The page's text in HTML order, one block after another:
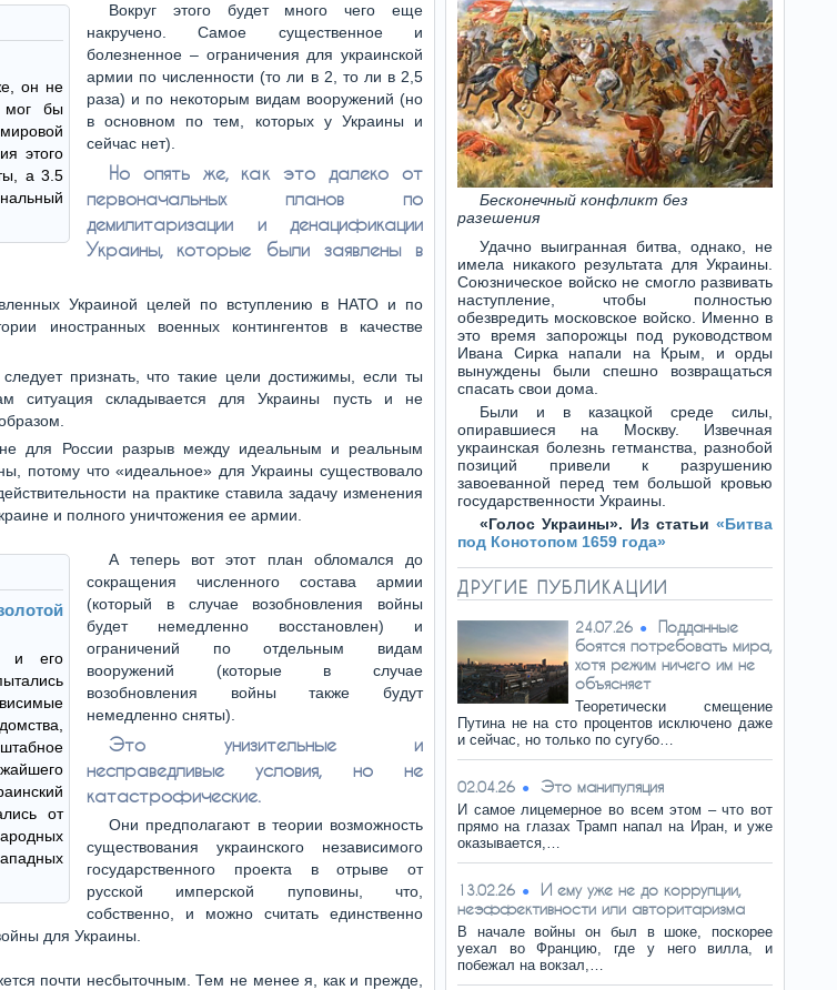
он не
мог бы
этого
а 3.5
Вокруг этого будет много чего еще
накручено. Самое существенное и
болезненное – ограничения для украинской
армии по численности (то ли в 2, то ли в 2,5
раза) и по некоторым видам вооружений (но
в основном по тем, которых у Украины и
сейчас нет).
Но опять же, как это далеко от
первоначальных планов по
демилитаризации и денацификации
Украины, которые были заявлены в
Украиной целей по вступлению в НАТО и по
иностранных военных контингентов в качестве
признать, что такие цели достижимы, если ты
ситуация складывается для Украины пусть и не
для России разрыв между идеальным и реальным
потому что «идеальное» для Украины существовало
на практике ставила задачу изменения
и полного уничтожения ее армии.
и его
от
А теперь вот этот план обломался до
сокращения численного состава армии
(который в случае возобновления войны
будет немедленно восстановлен) и
ограничений по отдельным видам
вооружений (которые в случае
возобновления войны также будут
немедленно сняты).
Это унизительные и
несправедливые условия, но не
катастрофические.
Они предполагают в теории возможность
существования украинского независимого
государственного проекта в отрыве от
русской имперской пуповины, что,
собственно, и можно считать единственно
для Украины.
почти несбыточным. Тем не менее я, как и прежде,
Бесконечный конфликт без
разешения
Удачно выигранная битва, однако, не
имела никакого результата для Украины.
Союзническое войско не смогло развивать
наступление, чтобы полностью
обезвредить московское войско. Именно в
это время запорожцы под руководством
Ивана Сирка напали на Крым, и орды
вынуждены были спешно возвращаться
спасать свои дома.
Были и в казацкой среде силы,
опиравшиеся на Москву. Извечная
украинская болезнь гетманства, разнобой
позиций привели к разрушению
завоеванной перед тем большой кровью
государственности Украины.
«Голос Украины». Из статьи «Битва
под Конотопом 1659 года»
ДРУГИЕ ПУБЛИКАЦИИ
24.07.26
Подданные
боятся потребовать мира,
хотя режим ничего им не
объясняет
Теоретически смещение
Путина не на сто процентов исключено даже
и сейчас, но только по сугубо…
02.04.26 Это манипуляция
И самое лицемерное во всем этом – что вот
прямо на глазах Трамп напал на Иран, и уже
оказывается,…
13.02.26
И ему уже не до коррупции,
неэффективности или авторитаризма
В начале войны он был в шоке, поскорее
уехал во Францию, где у него вилла, и
побежал на вокзал,…